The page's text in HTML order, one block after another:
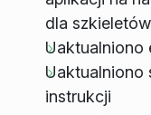
dla
Uaktualniono
Uaktualniono
instrukcji